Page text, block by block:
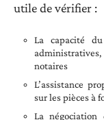
utile de vérifier :
La capacité
notaires
L’assistance
sur les pièces à
La